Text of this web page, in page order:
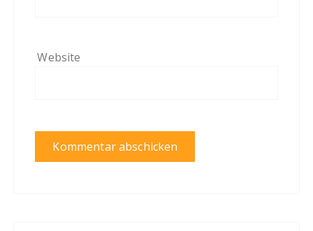
Website